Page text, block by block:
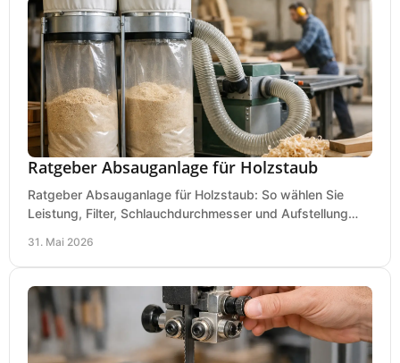
Ratgeber Absauganlage für Holzstaub
Ratgeber Absauganlage für Holzstaub: So wählen Sie
Leistung, Filter, Schlauchdurchmesser und Aufstellung
31. Mai 2026